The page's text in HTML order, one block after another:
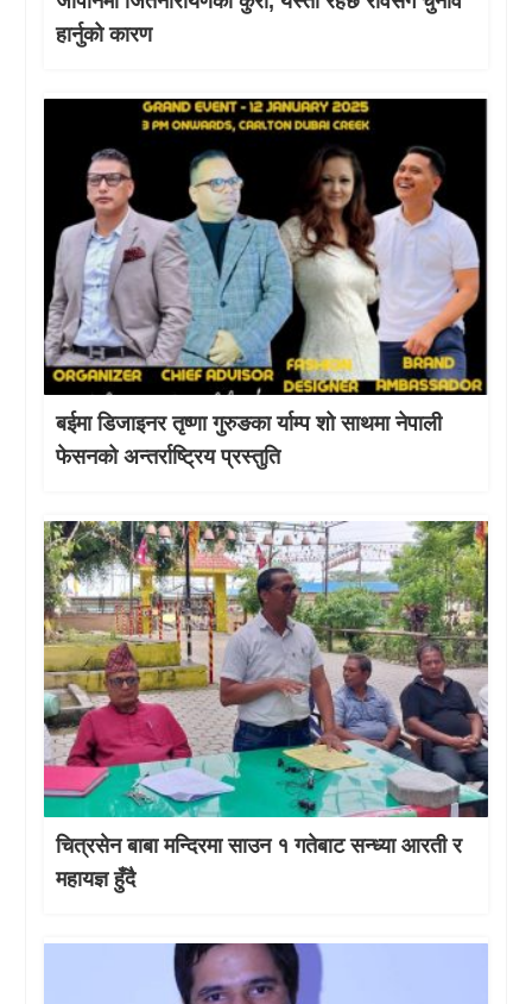
हार्नुको कारण
बईमा डिजाइनर तृष्णा गुरुङका र्याम्प शो साथमा नेपाली
फेसनको अन्तर्राष्ट्रिय प्रस्तुति
चित्रसेन बाबा मन्दिरमा साउन १ गतेबाट सन्ध्या आरती र
महायज्ञ हुँदै